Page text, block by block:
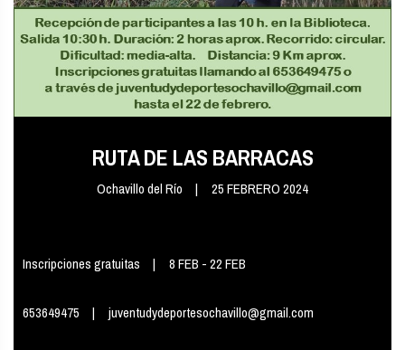
RUTA DE LAS BARRACAS
Ochavillo del Río 25 FEBRERO 2024
Inscripciones gratuitas 8 FEB - 22 FEB
653649475 juventudydeportesochavillo@gmail.com